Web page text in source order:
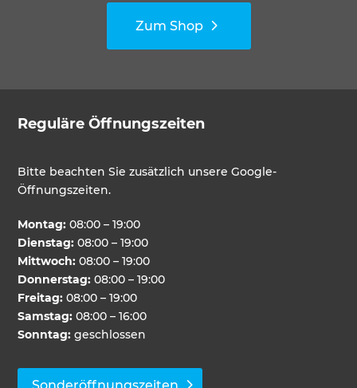
Zum Shop
Reguläre Öffnungszeiten
Bitte beachten Sie zusätzlich unsere Google-
Öffnungszeiten.
Montag: 08:00 – 19:00
Dienstag: 08:00 – 19:00
Mittwoch: 08:00 – 19:00
Donnerstag: 08:00 – 19:00
Freitag: 08:00 – 19:00
Samstag: 08:00 – 16:00
Sonntag: geschlossen